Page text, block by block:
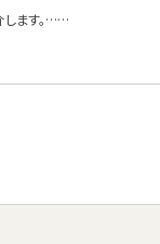
します。……